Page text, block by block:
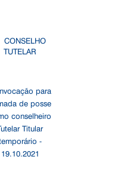
para
de posse
conselheiro
Titular
-
19.10.2021